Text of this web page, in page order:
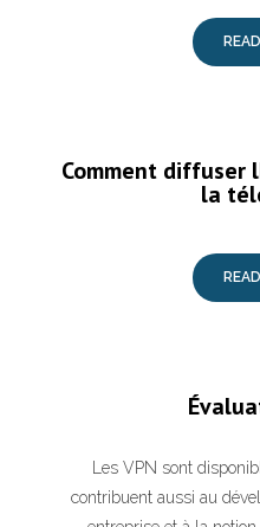
Comment diffuser
la
Les VPN sont
contribuent aussi au